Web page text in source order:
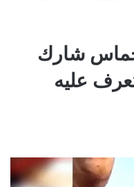
شارك